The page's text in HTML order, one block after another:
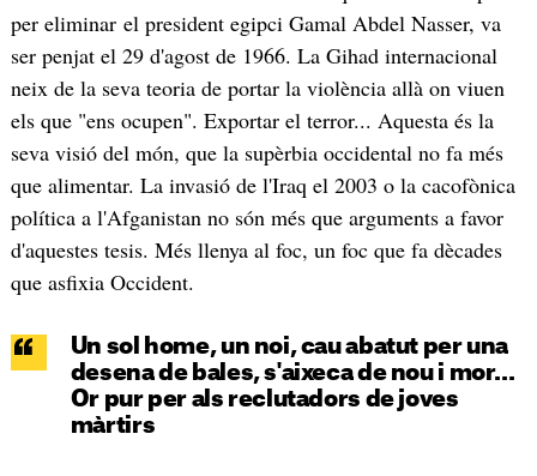
per eliminar el president egipci Gamal Abdel Nasser, va
ser penjat el 29 d'agost de 1966. La Gihad internacional
neix de la seva teoria de portar la violència allà on viuen
els que "ens ocupen". Exportar el terror... Aquesta és la
seva visió del món, que la supèrbia occidental no fa més
que alimentar. La invasió de l'Iraq el 2003 o la cacofònica
política a l'Afganistan no són més que arguments a favor
d'aquestes tesis. Més llenya al foc, un foc que fa dècades
que asfixia Occident.
Un sol home, un noi, cau abatut per una
desena de bales, s'aixeca de nou i mor...
Or pur per als reclutadors de joves
màrtirs